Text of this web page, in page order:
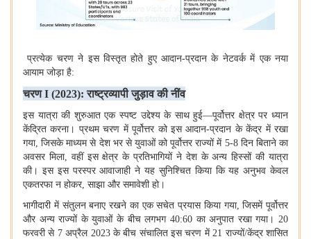
प्रत्येक चरण ने इस विस्तृत होते हुए आदान-प्रदान के नेटवर्क में एक नया
आयाम जोड़ा है:
चरणI (2023):राष्ट्रव्यापी जुड़ाव की नींव
इस यात्रा की शुरुआत एक स्पष्ट उद्देश्य के साथ हुई—पूर्वोत्तर क्षेत्र पर ध्यान
केंद्रित करना। प्रथम चरण में पूर्वोत्तर को इस आदान-प्रदान के केंद्र में रखा
गया,जिसके माध्यम से देश भर से युवाओं को पूर्वोत्तर राज्यों में 5-8 दिन बिताने का
अवसर मिला, वहीं इस क्षेत्र के प्रतिभागियों ने देश के अन्य हिस्सों की यात्रा
की। इस इस परस्पर आवाजाही ने यह सुनिश्चित किया कि यह अनुभव केवल
एकतरफा न होकर, साझा और समावेशी हो।
भागीदारी में संतुलन बनाए रखने का एक सचेत प्रयास किया गया,जिसमें पूर्वोत्तर
और अन्य राज्यों के युवाओं के बीच लगभग 40:60 का अनुपात रखा गया।20
फरवरी से 7अप्रैल 2023 के बीच संचालित इस चरण में21 राज्यों/केंद्र शासित